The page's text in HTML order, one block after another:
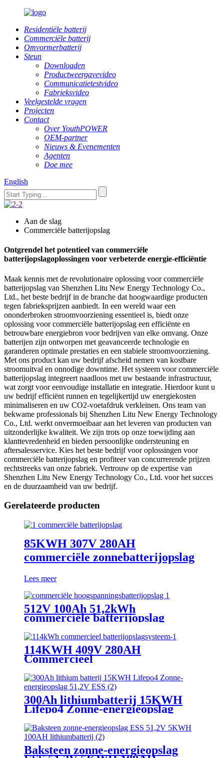
Residentiële batterij
Commerciële batterij
Omvormerbatterij
Steun
Downloaden
Productweergavevideo
Communicatietestvideo
Fabrieksvideo
Veelgestelde vragen
Projecten
Contact
Over YouthPOWER
OEM-partner
Nieuws & Evenementen
Agenten
Doe mee
English
Aan de slag
Commerciële batterijopslag
Ontgrendel het potentieel van commerciële
batterijopslagoplossingen voor verbeterde energie-efficiëntie
Maak kennis met de revolutionaire oplossing voor commerciële
batterijopslag van Shenzhen Litu New Energy Technology Co.,
Ltd., het beste bedrijf in de branche dat hoogwaardige producten
tegen fabrieksprijzen aanbiedt. In een wereld waar een
ononderbroken stroomvoorziening essentieel is, biedt onze
oplossing voor commerciële batterijopslag een efficiënte en
betrouwbare energiebron voor bedrijven van elke omvang. Onze
batterijen zijn ontworpen met geavanceerde technologie en
garanderen optimale prestaties en een stabiele stroomvoorziening.
Met ons product kan uw bedrijf afscheid nemen van kostbare
stroomuitval en onnodige downtime. Het systeem voor commerciële
batterijopslag integreert naadloos met uw bestaande infrastructuur,
wat zorgt voor eenvoudige installatie en integratie. Hierdoor kunt u
uw bedrijf efficiënt runnen en tegelijkertijd uw energiekosten
minimaliseren en uw CO2-voetafdruk verkleinen. Ons team van
bekwame professionals bij Shenzhen Litu New Energy Technology
Co., Ltd. werkt onvermoeibaar aan het leveren van producten van
uitzonderlijke kwaliteit. We zijn trots op onze toewijding aan
klanttevredenheid en bieden persoonlijke ondersteuning en
aftersalesservice. Kies het beste bedrijf voor oplossingen voor
commerciële batterijopslag en profiteer van concurrerende prijzen
rechtstreeks van onze fabriek. Vertrouw op de expertise van
Shenzhen Litu New Energy Technology Co., Ltd. voor het succes
en de duurzaamheid van uw bedrijf.
Gerelateerde producten
85KWH 307V 280AH
commerciële zonnebatterijopslag
Lees meer
512V 100Ah 51,2kWh
commerciële batterijopslag
114KWH 409V 280AH
Commercieel
300Ah lithiumbatterij 15KWH
Lifepo4 Zonne-energieopslag
51,2V ESS
Baksteen zonne-energieopslag